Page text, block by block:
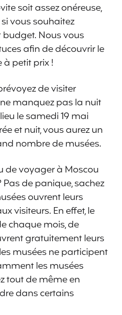
soit assez onéreuse,
si vous souhaitez
Nous vous
afin de découvrir le
à petit prix !
de visiter
manquez pas la nuit
le samedi 19 mai
et nuit, vous aurez un
nombre de musées.
de voyager à Moscou
de panique, sachez
ouvrent leurs
visiteurs. En effet, le
chaque mois, de
gratuitement leurs
musées ne participent
les musées
tout de même en
dans certains